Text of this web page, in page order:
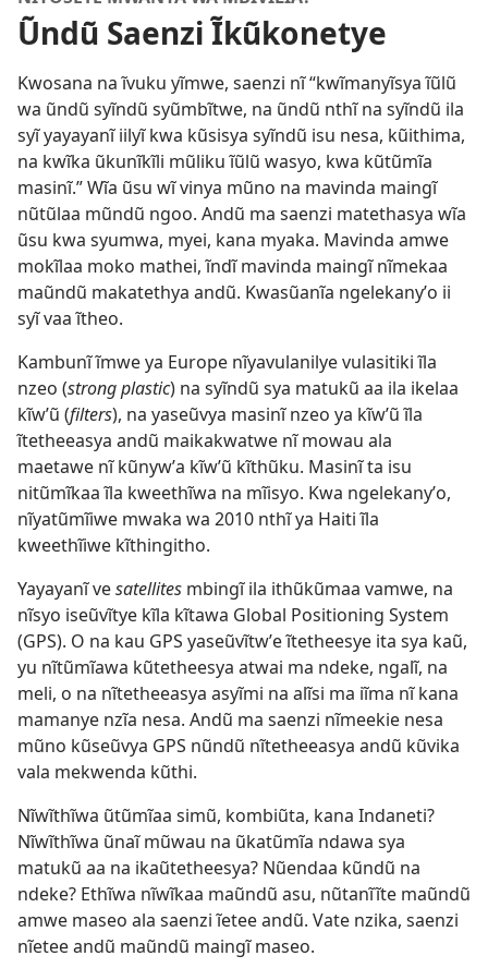
Ũndũ Saenzi Ĩkũkonetye
Kwosana na ĩvuku yĩmwe, saenzi nĩ “kwĩmanyĩsya ĩũlũ
wa ũndũ syĩndũ syũmbĩtwe, na ũndũ nthĩ na syĩndũ ila
syĩ yayayanĩ iilyĩ kwa kũsisya syĩndũ isu nesa, kũithima,
na kwĩka ũkunĩkĩli mũliku ĩũlũ wasyo, kwa kũtũmĩa
masinĩ.” Wĩa ũsu wĩ vinya mũno na mavinda maingĩ
nũtũlaa mũndũ ngoo. Andũ ma saenzi matethasya wĩa
ũsu kwa syumwa, myei, kana myaka. Mavinda amwe
mokĩlaa moko mathei, ĩndĩ mavinda maingĩ nĩmekaa
maũndũ makatethya andũ. Kwasũanĩa ngelekanyʼo ii
syĩ vaa ĩtheo.
Kambunĩ ĩmwe ya Europe nĩyavulanilye vulasitiki ĩla
nzeo (strong plastic) na syĩndũ sya matukũ aa ila ikelaa
kĩwʼũ (filters), na yaseũvya masinĩ nzeo ya kĩwʼũ ĩla
ĩtetheeasya andũ maikakwatwe nĩ mowau ala
maetawe nĩ kũnywʼa kĩwʼũ kĩthũku. Masinĩ ta isu
nitũmĩkaa ĩla kweethĩwa na mĩisyo. Kwa ngelekanyʼo,
nĩyatũmĩiwe mwaka wa 2010 nthĩ ya Haiti ĩla
kweethĩiwe kĩthingitho.
Yayayanĩ vesatellites mbingĩ ila ithũkũmaa vamwe, na
nĩsyo iseũvĩtye kĩla kĩtawa Global Positioning System
(GPS). O na kau GPS yaseũvĩtwʼe ĩtetheesye ita sya kaũ,
yu nĩtũmĩawa kũtetheesya atwai ma ndeke, ngalĩ, na
meli, o na nĩtetheeasya asyĩmi na alĩsi ma iĩma nĩ kana
mamanye nzĩa nesa. Andũ ma saenzi nĩmeekie nesa
mũno kũseũvya GPS nũndũ nĩtetheeasya andũ kũvika
vala mekwenda kũthi.
Nĩwĩthĩwa ũtũmĩaa simũ, kombiũta, kana Indaneti?
Nĩwĩthĩwa ũnaĩ mũwau na ũkatũmĩa ndawa sya
matukũ aa na ikaũtetheesya? Nũendaa kũndũ na
ndeke? Ethĩwa nĩwĩkaa maũndũ asu, nũtanĩĩte maũndũ
amwe maseo ala saenzi ĩetee andũ. Vate nzika, saenzi
nĩetee andũ maũndũ maingĩ maseo.